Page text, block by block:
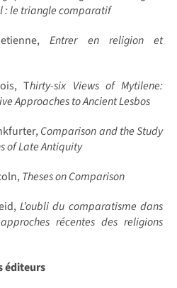
: le triangle comparatif
Entrer en religion et
Thirty-six Views of Mytilene:
Approaches to Ancient Lesbos
Comparison and the Study
of Late Antiquity
Theses on Comparison
L’oubli du comparatisme dans
récentes des religions
éditeurs